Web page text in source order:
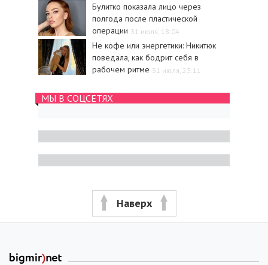
Булитко показала лицо через
полгода после пластической
операции 31 июля, 18:04
Не кофе или энергетики: Никитюк
поведала, как бодрит себя в
рабочем ритме 31 июля, 23:11
МЫ В СОЦСЕТЯХ
Наверх